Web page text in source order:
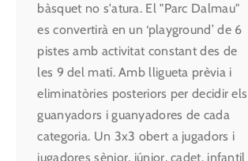
bàsquet no s'atura. El "Parc Dalmau"
es convertirà en un ‘playground’ de 6
pistes amb activitat constant des de
les 9 del matí. Amb lligueta prèvia i
eliminatòries posteriors per decidir els
guanyadors i guanyadores de cada
categoria. Un 3x3 obert a jugadors i
jugadores sènior, júnior, cadet, infantil